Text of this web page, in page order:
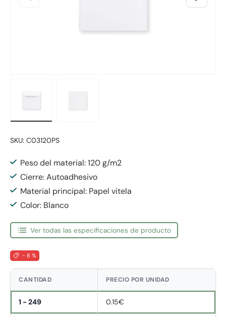
SKU: C03120PS
Peso del material: 120 g/m2
Cierre: Autoadhesivo
Material principal: Papel vitela
Color: Blanco
Ver todas las especificaciones de producto
- 8 %
CANTIDAD PRECIO POR UNIDAD
1 - 249 0.15€